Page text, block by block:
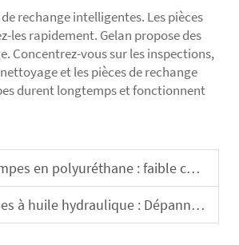
rechange intelligentes. Les pièces
les rapidement. Gelan propose des
Concentrez-vous sur les inspections,
et les pièces de rechange
durent longtemps et fonctionnent
polyuréthane : faible coefficient de friction pour un fonctionnement fluide
hydraulique : Dépannage des problèmes électriques et mécaniques